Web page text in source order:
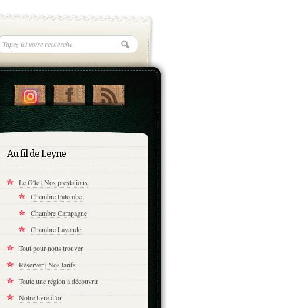
Au fil de Leyne
Le Gîte | Nos prestations
Chambre Palombe
Chambre Campagne
Chambre Lavande
Tout pour nous trouver
Réserver | Nos tarifs
Toute une région à découvrir
Notre livre d’or